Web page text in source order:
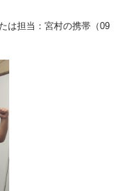
担当：宮村の携帯（09